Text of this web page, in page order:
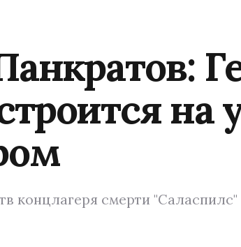
на
концлагеря смерти "Саласпилс"